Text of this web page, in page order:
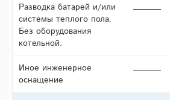
Разводка батарей и/или
системы теплого пола.
Без оборудования
котельной.
Иное инженерное
оснащение